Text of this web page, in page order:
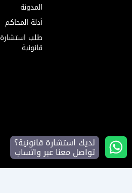
المدونة
أدلة المحاكم
طلب استشارة
قانونية
لديك استشارة قانونية؟
تواصل معنا عبر واتساب